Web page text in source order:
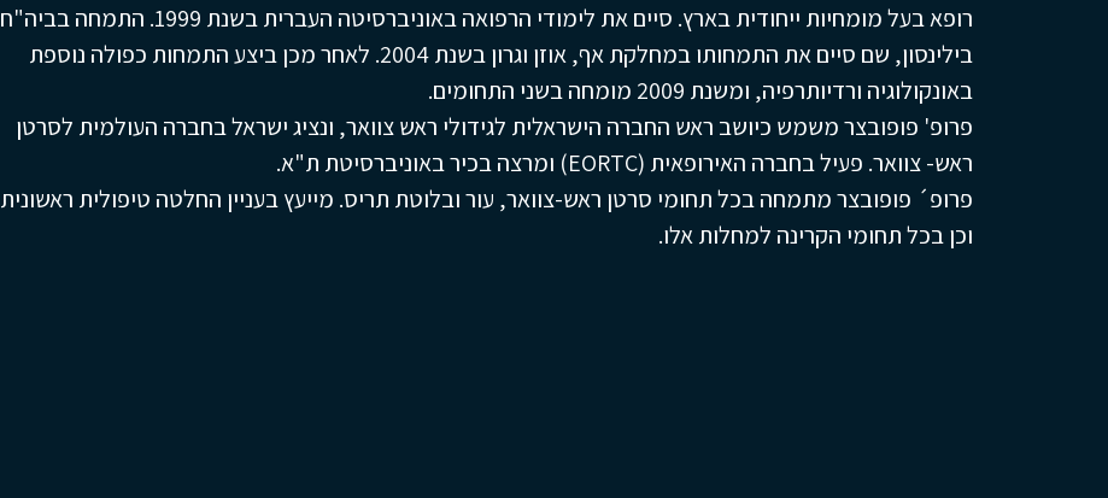
רופא בעל מומחיות ייחודית בארץ. סיים את לימודי הרפואה באוניברסיטה העברית בשנת 1999. התמחה בביה"ח
בילינסון, שם סיים את התמחותו במחלקת אף, אוזן וגרון בשנת 2004. לאחר מכן ביצע התמחות כפולה נוספת
באונקולוגיה ורדיותרפיה, ומשנת 2009 מומחה בשני התחומים.
פרופ' פופובצר משמש כיושב ראש החברה הישראלית לגידולי ראש צוואר, ונציג ישראל בחברה העולמית לסרטן
ראש- צוואר. פעיל בחברה האירופאית (EORTC) ומרצה בכיר באוניברסיטת ת"א.
פרופ´ פופובצר מתמחה בכל תחומי סרטן ראש-צוואר, עור ובלוטת תריס. מייעץ בעניין החלטה טיפולית ראשונית
וכן בכל תחומי הקרינה למחלות אלו.